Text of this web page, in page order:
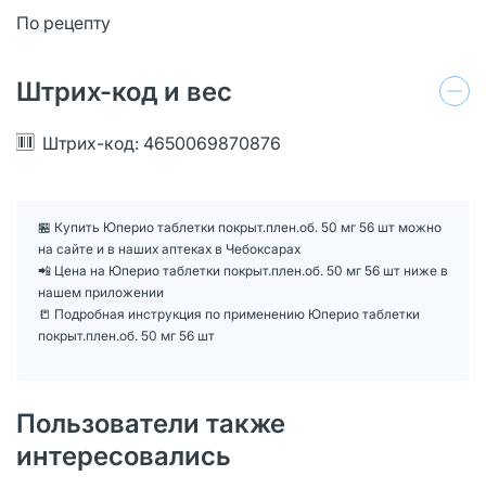
По рецепту
Штрих-код и вес
Штрих-код: 4650069870876
🏪 Купить Юперио таблетки покрыт.плен.об. 50 мг 56 шт можно
на сайте и в наших аптеках в Чебоксарах
📲 Цена на Юперио таблетки покрыт.плен.об. 50 мг 56 шт ниже в
нашем приложении
📒 Подробная инструкция по применению Юперио таблетки
покрыт.плен.об. 50 мг 56 шт
Пользователи также
интересовались